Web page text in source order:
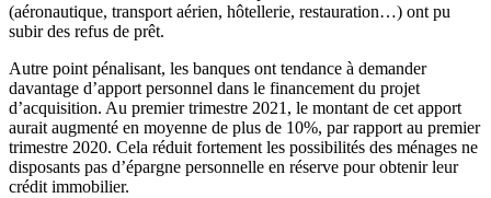
(aéronautique, transport aérien, hôtellerie, restauration…) ont pu
subir des refus de prêt.
Autre point pénalisant, les banques ont tendance à demander
davantage d’apport personnel dans le financement du projet
d’acquisition. Au premier trimestre 2021, le montant de cet apport
aurait augmenté en moyenne de plus de 10%, par rapport au premier
trimestre 2020. Cela réduit fortement les possibilités des ménages ne
disposants pas d’épargne personnelle en réserve pour obtenir leur
crédit immobilier.